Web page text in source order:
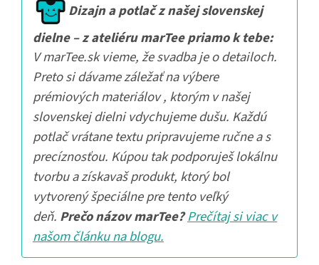
Dizajn a potlač z našej slovenskej
dielne – z ateliéru marTee priamo k tebe:
V marTee.sk vieme, že svadba je o detailoch.
Preto si dávame záležať na výbere
prémiových materiálov , ktorým v našej
slovenskej dielni vdychujeme dušu. Každú
potlač vrátane textu pripravujeme ručne a s
precíznosťou. Kúpou tak podporuješ lokálnu
tvorbu a získavaš produkt, ktorý bol
vytvorený špeciálne pre tento veľký
deň. Prečo názov marTee?Prečítaj si viac v
našom článku na blogu.